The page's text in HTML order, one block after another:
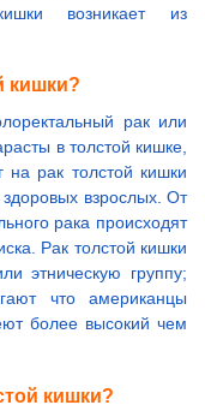
возникает из
кишки?
рак или
в толстой кишке,
рак толстой кишки
взрослых. От
рака происходят
Рак толстой кишки
этническую группу;
что американцы
более высокий чем
кишки?